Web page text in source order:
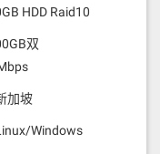
HDD Raid10
双
加坡
Windows